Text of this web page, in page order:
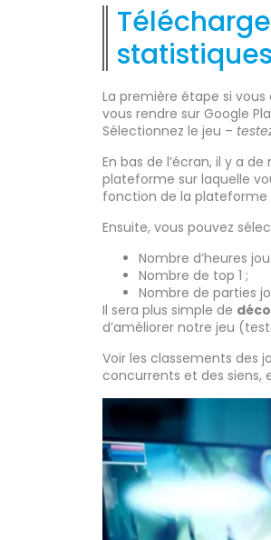
statistiques
La première étape si
vous rendre sur Google
Sélectionnez le jeu –
En bas de l’écran, il y a
plateforme sur laquelle
fonction de la plateforme
Ensuite, vous pouvez
Nombre d’heures
Nombre de top 1 ;
Nombre de parties
Il sera plus simple de
d’améliorer notre jeu
Voir les classements des
concurrents et des siens,